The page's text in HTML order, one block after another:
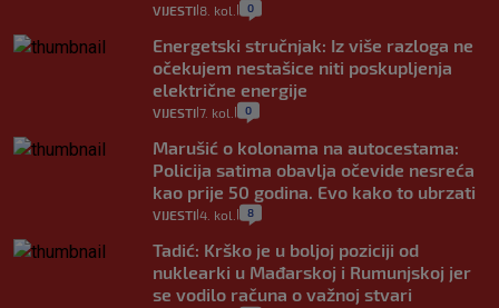
VIJESTI 8. kol. 0
Energetski stručnjak: Iz više razloga ne
očekujem nestašice niti poskupljenja
električne energije
VIJESTI 7. kol. 0
Marušić o kolonama na autocestama:
Policija satima obavlja očevide nesreća
kao prije 50 godina. Evo kako to ubrzati
VIJESTI 4. kol. 8
Tadić: Krško je u boljoj poziciji od
nuklearki u Mađarskoj i Rumunjskoj jer
se vodilo računa o važnoj stvari